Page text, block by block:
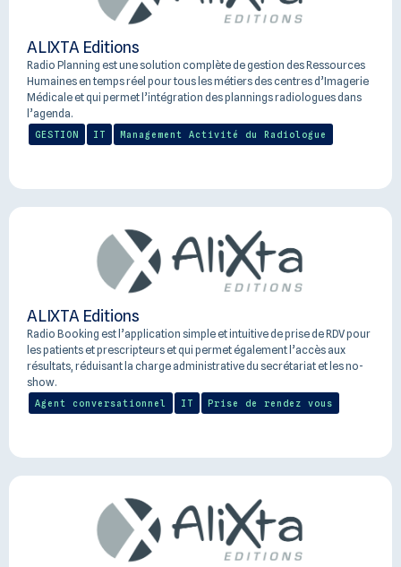
ALIXTA Editions
Humaines en temps réel pour tous les métiers des centres d’Imagerie
Médicale et qui permet l’intégration des plannings radiologues dans
l’agenda.
GESTION IT Management Activité du Radiologue
ALIXTA Editions
les patients et prescripteurs et qui permet également l’accès aux
résultats, réduisant la charge administrative du secrétariat et les no-
show.
Agent conversationnel IT Prise de rendez vous
ALIXTA Editions